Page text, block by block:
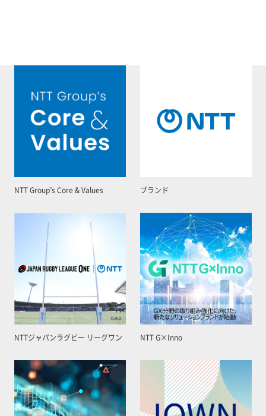
NTT Group’s Core & Values ブランド
NTTジャパンラグビー リーグワン NTT G×Inno